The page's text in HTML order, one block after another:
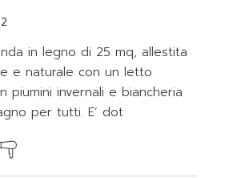
in legno di 25 mq, allestita
e naturale con un letto
piumini invernali e biancheria
per tutti. E’ dot